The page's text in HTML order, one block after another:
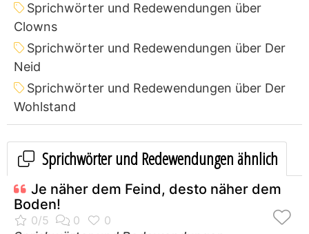
Sprichwörter und Redewendungen über
Clowns
Sprichwörter und Redewendungen über Der
Neid
Sprichwörter und Redewendungen über Der
Wohlstand
Sprichwörter und Redewendungen ähnlich
Je näher dem Feind, desto näher dem
Boden!